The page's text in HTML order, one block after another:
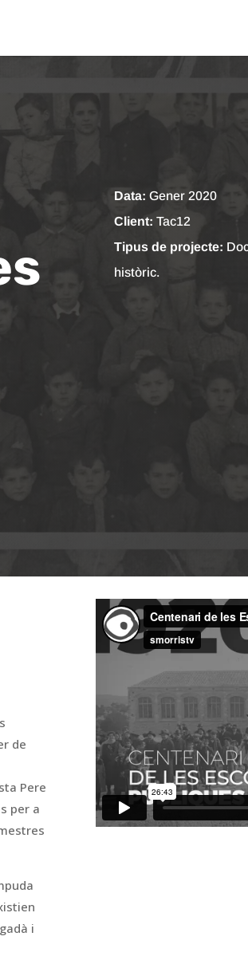
Data: Gener 2020
Client: Tac12
Tipus de projecte:
històric.
de
Pere
per a
i